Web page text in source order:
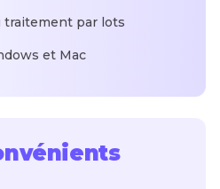
traitement par lots
et Mac